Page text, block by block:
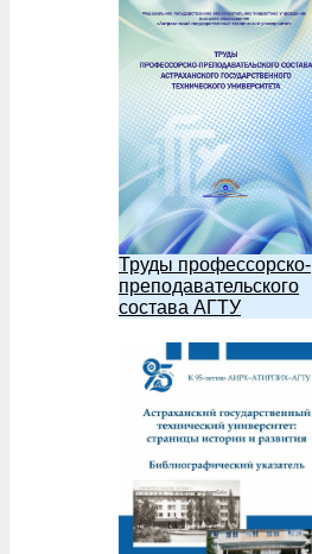
Труды профессорско-
преподавательского
состава АГТУ